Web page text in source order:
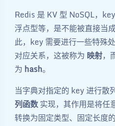
Redis 是 KV 型 NoSQL，
浮点型等，是不能被直接当
此，key 需要进行一些特殊
对应关系，这被称为 映射，
为 hash。
当字典对指定的 key 进行散
列函数实现，其作用是将任
转换为固定类型、固定长度